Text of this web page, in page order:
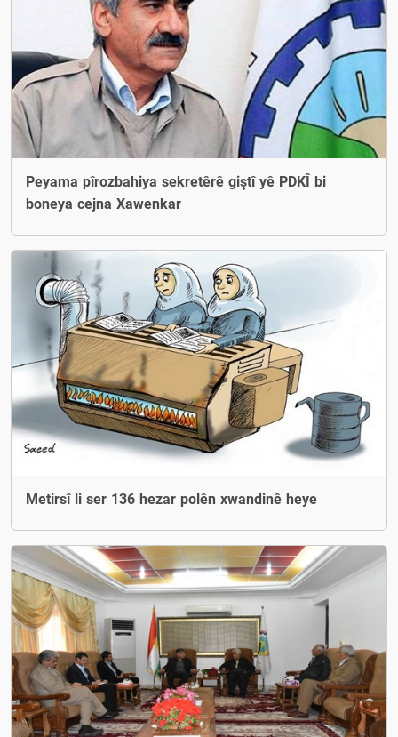
Peyama pîrozbahiya sekretêrê giştî yê PDKÎ bi
boneya cejna Xawenkar
Metirsî li ser 136 hezar polên xwandinê heye